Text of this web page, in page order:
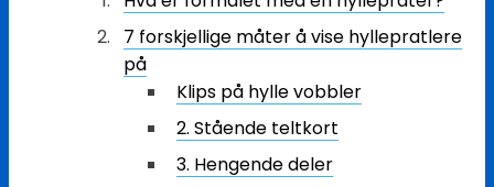
7 forskjellige måter å vise hyllepratlere
på
Klips på hylle vobbler
2. Stående teltkort
3. Hengende deler